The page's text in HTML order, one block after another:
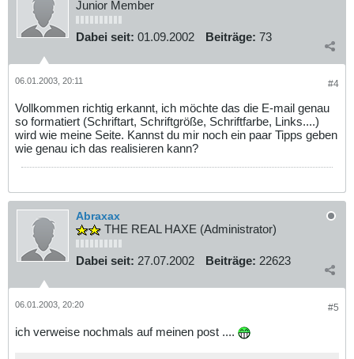
Junior Member
Dabei seit: 01.09.2002 Beiträge: 73
#4
06.01.2003, 20:11
Vollkommen richtig erkannt, ich möchte das die E-mail genau
so formatiert (Schriftart, Schriftgröße, Schriftfarbe, Links....)
wird wie meine Seite. Kannst du mir noch ein paar Tipps geben
wie genau ich das realisieren kann?
Abraxax
THE REAL HAXE (Administrator)
Dabei seit: 27.07.2002 Beiträge: 22623
#5
06.01.2003, 20:20
ich verweise nochmals auf meinen post ....